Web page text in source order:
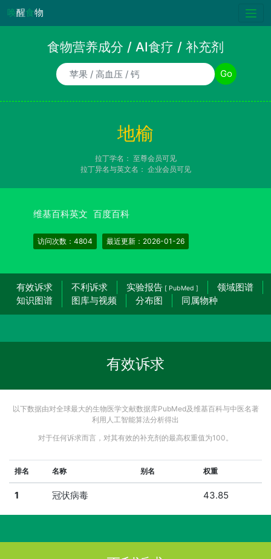
唤醒食物
食物营养成分 / AI食疗 / 补充剂
食物/AI食疗诉求/补充剂名称 Go
地榆
拉丁学名： 至尊会员可见
拉丁异名与英文名： 企业会员可见
维基百科英文 百度百科
访问次数：4804 最近更新：2026-01-26
有效诉求 不利诉求 实验报告 [ PubMed ]
领域图谱
知识图谱
图库与视频 分布图 同属物种
有效诉求
以下数据由对全球最大的生物医学文献数据库PubMed及维基百科与中医名著
利用人工智能算法分析得出
对于任何诉求而言，对其有效的补充剂的最高权重值为100。
排名 名称 别名 权重
1 冠状病毒 43.85